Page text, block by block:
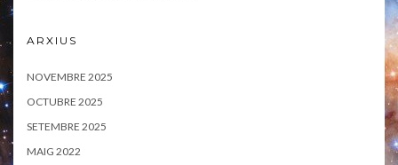
ARXIUS
NOVEMBRE 2025
OCTUBRE 2025
SETEMBRE 2025
MAIG 2022